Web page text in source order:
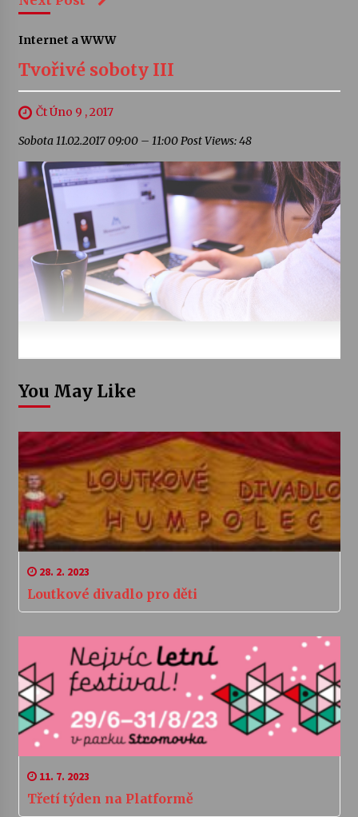
Internet a WWW
Tvořivé soboty III
Čt Úno 9 , 2017
Sobota 11.02.2017 09:00 – 11:00 Post Views: 48
You May Like
28. 2. 2023
Loutkové divadlo pro děti
11. 7. 2023
Třetí týden na Platformě